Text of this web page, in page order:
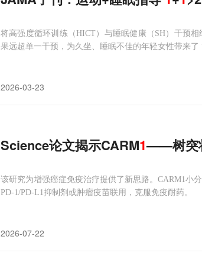
将高强度循环训练（HICT）与睡眠健康（SH）干预
果远超单一干预，为久坐、睡眠不佳的年轻女性带来了
2026-03-23
Science论文揭示CARM1——树突
该研究为增强癌症免疫治疗提供了新思路。CARM1小
PD-1/PD-L1抑制剂或肿瘤疫苗联用，克服免疫耐药。
2026-07-22